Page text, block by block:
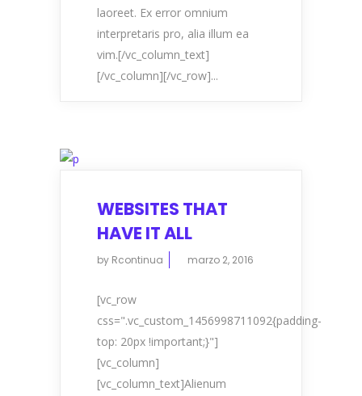
laoreet. Ex error omnium
interpretaris pro, alia illum ea
vim.[/vc_column_text]
[/vc_column][/vc_row]...
WEBSITES THAT
HAVE IT ALL
by Rcontinua marzo 2, 2016
[vc_row
css=".vc_custom_1456998711092{padding-
top: 20px !important;}"]
[vc_column]
[vc_column_text]Alienum